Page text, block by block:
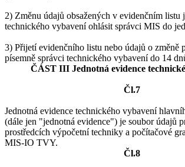
2) Změnu údajů obsažených v evidenčním listu
technického vybavení ohlásit správci MIS do
3) Přijetí evidenčního listu nebo údajů o změně
písemně správci technického vybavení do 14
ČÁST III Jednotná evidence
Čl.7
Jednotná evidence technického vybavení
(dále jen "jednotná evidence") je soubor údajů
prostředcích výpočetní techniky a počítačové
MIS-IO TVY.
Čl.8